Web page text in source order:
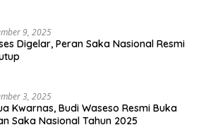
9, 2025
Digelar, Peran Saka Nasional Resmi
3, 2025
Kwarnas, Budi Waseso Resmi Buka
Saka Nasional Tahun 2025